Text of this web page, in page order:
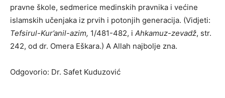
pravne škole, sedmerice medinskih pravnika i većine
islamskih učenjaka iz prvih i potonjih generacija. (Vidjeti:
Tefsirul-Kur’anil-azim, 1/481-482, i Ahkamuz-zevadž, str.
242, od dr. Omera Eškara.) A Allah najbolje zna.
Odgovorio: Dr. Safet Kuduzović